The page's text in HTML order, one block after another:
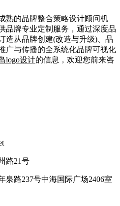
的品牌整合策略设计顾问机
品牌专业定制服务，通过深度品
造从品牌创建(改造与升级)、品
广与传播的全系统化品牌可视化
logo设计的信息，欢迎您前来咨
路21号
路237号中海国际广场2406室